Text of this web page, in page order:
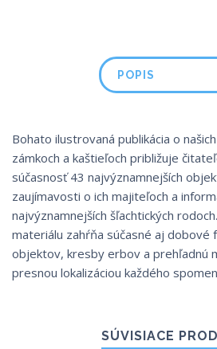
POPIS
Bohato ilustrovaná publikácia o
zámkoch a kaštieľoch približuje
súčasnosť 43 najvýznamnejších
zaujímavosti o ich majiteľoch a
najvýznamnejších šľachtických
materiálu zahŕňa súčasné aj dobové
objektov, kresby erbov a prehľadnú
presnou lokalizáciou každého
SÚVISIACE